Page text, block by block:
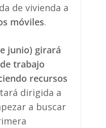
de vivienda a
móviles.
junio) girará
trabajo
recursos
dirigida a
a buscar